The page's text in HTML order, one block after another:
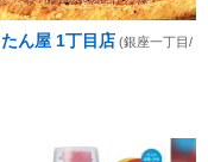
ん屋 1丁目店 (銀座一丁目/